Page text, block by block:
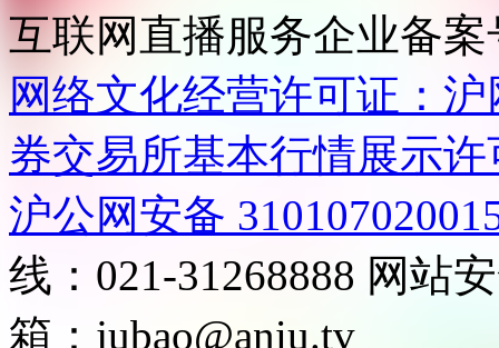
互联网直播服务企业备案
网络文化经营许可证：
券交易所基本行情展示许
沪公网安备
线：021-31268888 网站
箱： jubao@aniu.tv